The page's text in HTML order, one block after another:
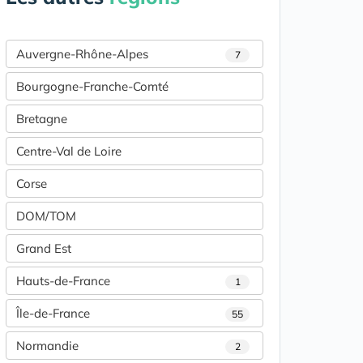
Auvergne-Rhône-Alpes 7
Bourgogne-Franche-Comté
Bretagne
Centre-Val de Loire
Corse
DOM/TOM
Grand Est
Hauts-de-France 1
Île-de-France 55
Normandie 2